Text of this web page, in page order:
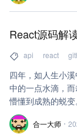
React源码解
api react
四年，如人生小
中的一点水滴，
懵懂到成熟的蜕
有过生病，有过
不间断的喜悦。
合一大师